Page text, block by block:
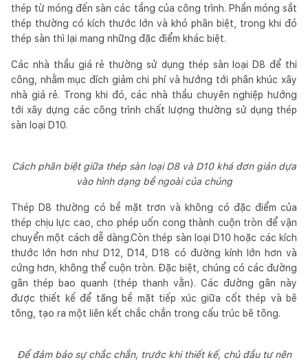
thép từ móng đến sàn các tầng của công trình. Phần móng sắt
thép thường có kích thước lớn và khó phân biệt, trong khi đó
thép sàn thì lại mang những đặc điểm khác biệt.
Các nhà thầu giá rẻ thường sử dụng thép sàn loại D8 để thi
công, nhằm mục đích giảm chi phí và hướng tới phân khúc xây
nhà giá rẻ. Trong khi đó, các nhà thầu chuyên nghiệp hướng
tới xây dựng các công trình chất lượng thường sử dụng thép
sàn loại D10.
Cách phân biệt giữa thép sàn loại D8 và D10 khá đơn giản dựa
vào hình dạng bề ngoài của chúng
Thép D8 thường có bề mặt trơn và không có đặc điểm của
thép chịu lực cao, cho phép uốn cong thành cuộn tròn để vận
chuyển một cách dễ dàng.Còn thép sàn loại D10 hoặc các kích
thước lớn hơn như D12, D14, D18 có đường kính lớn hơn và
cứng hơn, không thể cuộn tròn. Đặc biệt, chúng có các đường
gân thép bao quanh (thép thanh vằn). Các đường gân này
được thiết kế để tăng bề mặt tiếp xúc giữa cốt thép và bê
tông, tạo ra một liên kết chắc chắn trong cấu trúc bê tông.
Để đảm bảo sự chắc chắn, trước khi thiết kế, chủ đầu tư nên